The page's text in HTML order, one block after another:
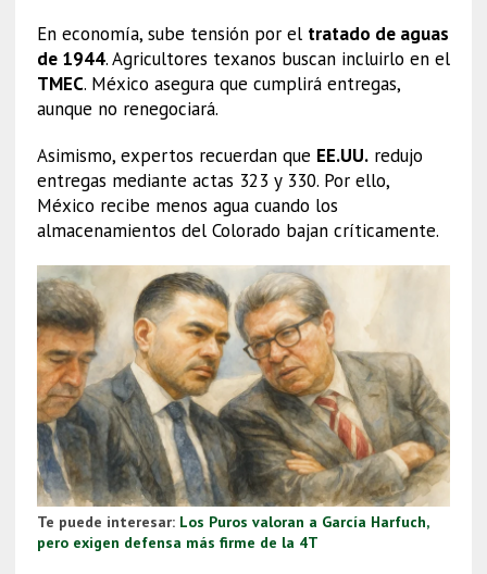
En economía, sube tensión por el tratado de aguas
de 1944. Agricultores texanos buscan incluirlo en el
TMEC. México asegura que cumplirá entregas,
aunque no renegociará.
Asimismo, expertos recuerdan que EE.UU.redujo
entregas mediante actas 323 y 330. Por ello,
México recibe menos agua cuando los
almacenamientos del Colorado bajan críticamente.
Te puede interesar: Los Puros valoran a García Harfuch,
pero exigen defensa más firme de la 4T